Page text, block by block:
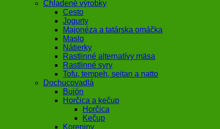
Chladené výrobky
Cesto
Jogurty
Majonéza a tatárska omáčka
Maslo
Nátierky
Rastlinné alternatívy mäsa
Rastlinné syry
Tofu, tempeh, seitan a natto
Dochucovadlá
Bujón
Horčica a kečup
Horčica
Kečup
Koreniny